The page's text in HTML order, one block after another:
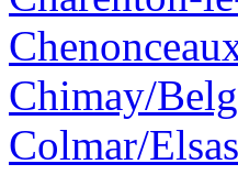
Chimay/
Colmar/